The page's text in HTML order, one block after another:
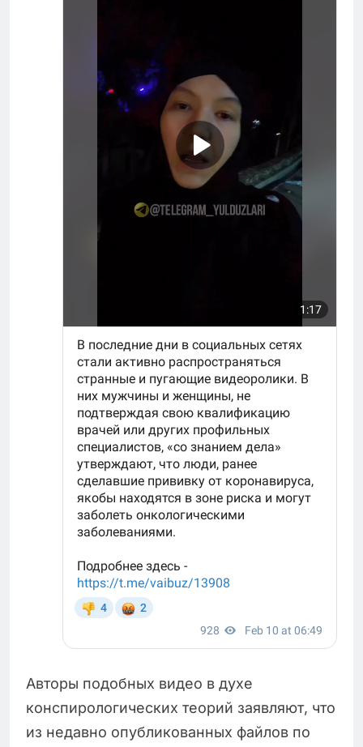
Авторы подобных видео в духе
конспирологических теорий заявляют, что
из недавно опубликованных файлов по